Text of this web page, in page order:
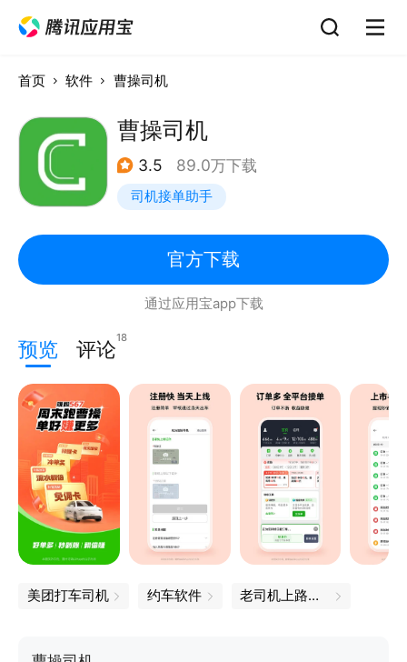
首页 软件 曹操司机
曹操司机
3.5 89.0万下载
司机接单助手
官方下载
通过应用宝app下载
预览 评论18
美团打车司机 约车软件 老司机上路，我只用它